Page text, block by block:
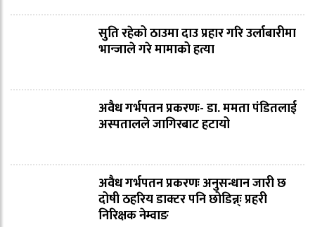
सुति रहेको ठाउमा दाउ प्रहार गरि उर्लाबारीमा
भान्जाले गरे मामाको हत्या
अवैध गर्भपतन प्रकरणः- डा. ममता पंडितलाई
अस्पतालले जागिरबाट हटायो
अवैध गर्भपतन प्रकरणः अनुसन्धान जारी छ
दोषी ठहरिय डाक्टर पनि छोडिन्न्ः प्रहरी
निरिक्षक नेम्वाङ